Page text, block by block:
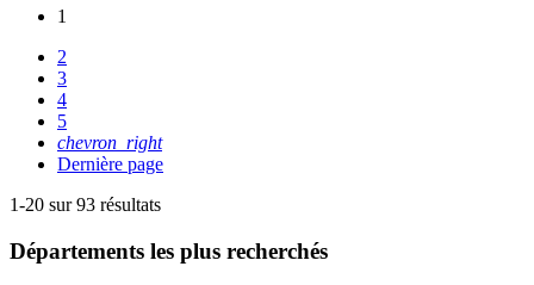
1
2
3
4
5
chevron_right
Dernière page
1-20 sur 93 résultats
Départements les plus recherchés